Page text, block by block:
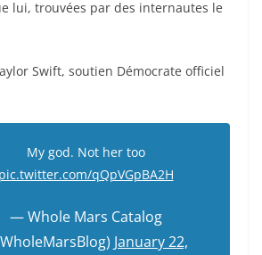
lui, trouvées par des internautes le
Swift, soutien Démocrate officiel
My god. Not her too
pic.twitter.com/qQpVGpBA2H
— Whole Mars Catalog
January 22,